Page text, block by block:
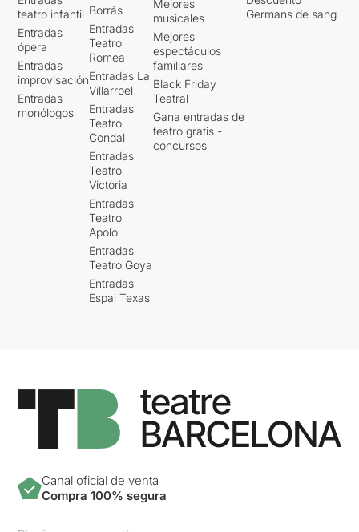
teatro infantil
Entradas
ópera
Entradas
improvisación
Entradas
monólogos
Borrás
Entradas
Teatro
Romea
Entradas La
Villarroel
Entradas
Teatro
Condal
Entradas
Teatro
Victòria
Entradas
Teatro
Apolo
Entradas
Teatro Goya
Entradas
Espai Texas
Mejores
musicales
Mejores
espectáculos
familiares
Black Friday
Teatral
Gana entradas de
teatro gratis -
concursos
Germans de sang
Canal oficial de venta
Compra 100% segura